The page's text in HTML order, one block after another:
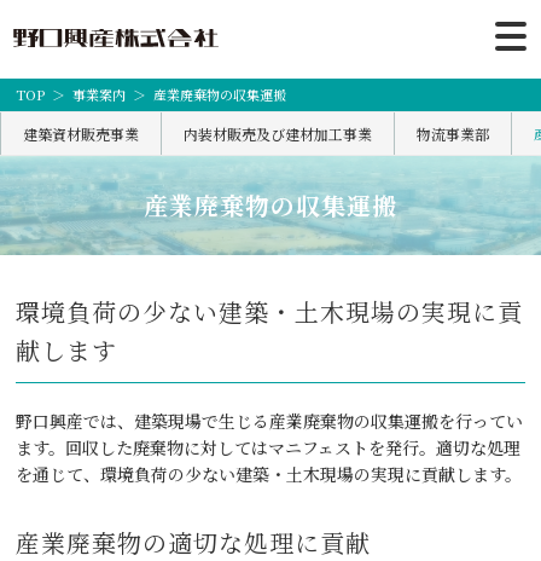
TOP 事業案内 産業廃棄物の収集運搬
建築資材販売事業 内装材販売及び建材加工事業 物流事業部
産業廃棄物の収集運搬
環境負荷の少ない建築・土木現場の実現に貢
献します
野口興産では、建築現場で生じる産業廃棄物の収集運搬を行ってい
ます。回収した廃棄物に対してはマニフェストを発行。適切な処理
を通じて、環境負荷の少ない建築・土木現場の実現に貢献します。
産業廃棄物の適切な処理に貢献